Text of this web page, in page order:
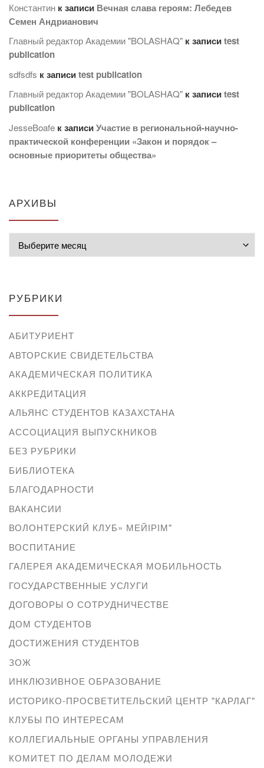
Константин к записи Вечная слава героям: Лебедев
Семен Андрианович
Главный редактор Академии "BOLASHAQ" к записиtest
publication
sdfsdfs к записиtest publication
Главный редактор Академии "BOLASHAQ" к записиtest
publication
JesseBoafe к записиУчастие в региональной-научно-
практической конференции «Закон и порядок –
основные приоритеты общества»
АРХИВЫ
РУБРИКИ
АБИТУРИЕНТ
АВТОРСКИЕ СВИДЕТЕЛЬСТВА
АКАДЕМИЧЕСКАЯ ПОЛИТИКА
АККРЕДИТАЦИЯ
АЛЬЯНС СТУДЕНТОВ КАЗАХСТАНА
АССОЦИАЦИЯ ВЫПУСКНИКОВ
БЕЗ РУБРИКИ
БИБЛИОТЕКА
БЛАГОДАРНОСТИ
ВАКАНСИИ
ВОЛОНТЕРСКИЙ КЛУБ» МЕЙІРІМ"
ВОСПИТАНИЕ
ГАЛЕРЕЯ АКАДЕМИЧЕСКАЯ МОБИЛЬНОСТЬ
ГОСУДАРСТВЕННЫЕ УСЛУГИ
ДОГОВОРЫ О СОТРУДНИЧЕСТВЕ
ДОМ СТУДЕНТОВ
ДОСТИЖЕНИЯ СТУДЕНТОВ
ЗОЖ
ИНКЛЮЗИВНОЕ ОБРАЗОВАНИЕ
ИСТОРИКО-ПРОСВЕТИТЕЛЬСКИЙ ЦЕНТР "КАРЛАГ"
КЛУБЫ ПО ИНТЕРЕСАМ
КОЛЛЕГИАЛЬНЫЕ ОРГАНЫ УПРАВЛЕНИЯ
КОМИТЕТ ПО ДЕЛАМ МОЛОДЕЖИ